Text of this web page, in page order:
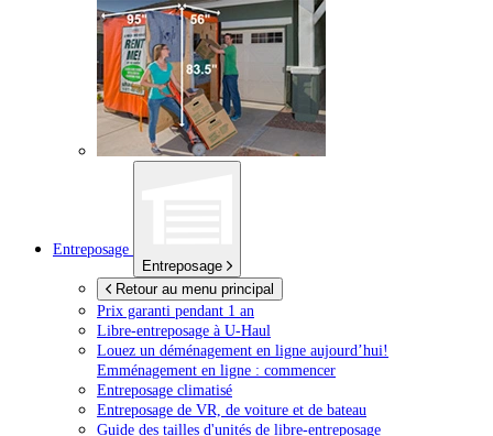
Entreposage
Entreposage
Retour au menu principal
Prix garanti pendant 1 an
Libre-entreposage à U-Haul
Louez un déménagement en ligne aujourd’hui!
Emménagement en ligne : commencer
Entreposage climatisé
Entreposage de VR, de voiture et de bateau
Guide des tailles d'unités de libre-entreposage